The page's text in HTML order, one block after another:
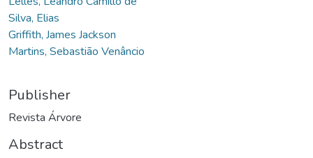
Silva, Elias
Griffith, James Jackson
Martins, Sebastião Venâncio
Publisher
Revista Árvore
Abstract